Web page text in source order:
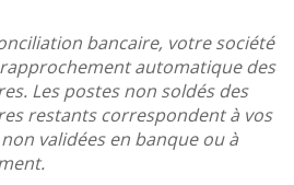
bancaire, votre société
automatique des
Les postes non soldés des
restants correspondent à vos
validées en banque ou à